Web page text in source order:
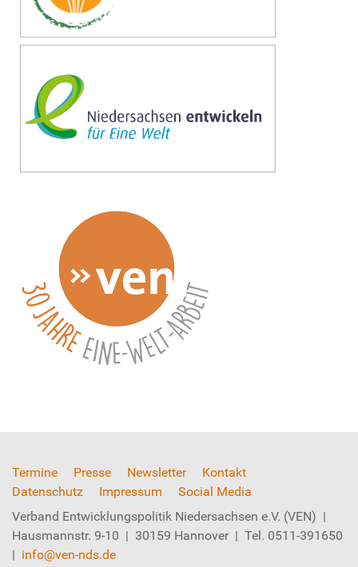
Termine Presse Newsletter
Kontakt
Datenschutz
Impressum
Social Media
Verband Entwicklungspolitik Niedersachsen e.V. (VEN) |
Hausmannstr. 9-10 | 30159 Hannover | Tel. 0511-391650
| info@ven-nds.de